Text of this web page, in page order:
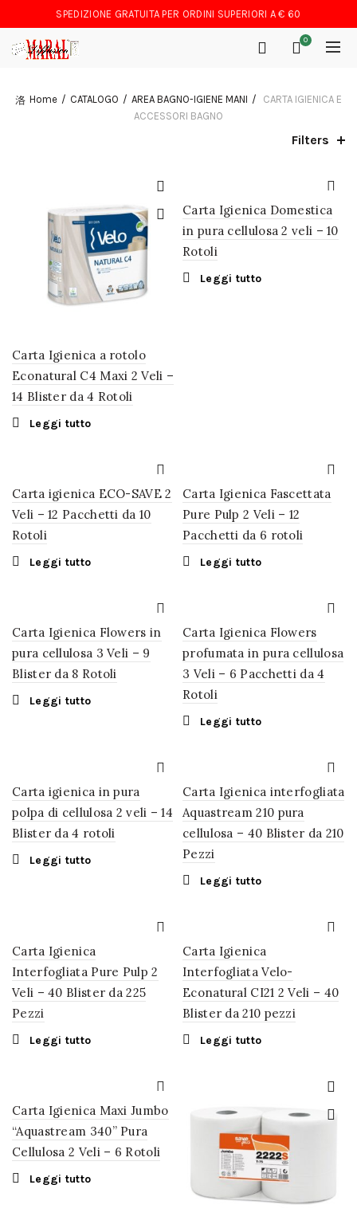
SPEDIZIONE GRATUITA PER ORDINI SUPERIORI A € 60
0
Home CATALOGO AREA BAGNO-IGIENE MANI
CARTA IGIENICA E
ACCESSORI BAGNO
Filters
Carta Igienica a rotolo
Econatural C4 Maxi 2 Veli –
14 Blister da 4 Rotoli
Leggi tutto
Carta Igienica Domestica
in pura cellulosa 2 veli – 10
Rotoli
Leggi tutto
Carta igienica ECO-SAVE 2
Veli – 12 Pacchetti da 10
Rotoli
Leggi tutto
Carta Igienica Fascettata
Pure Pulp 2 Veli – 12
Pacchetti da 6 rotoli
Leggi tutto
Carta Igienica Flowers in
pura cellulosa 3 Veli – 9
Blister da 8 Rotoli
Leggi tutto
Carta Igienica Flowers
profumata in pura cellulosa
3 Veli – 6 Pacchetti da 4
Rotoli
Leggi tutto
Carta igienica in pura
polpa di cellulosa 2 veli – 14
Blister da 4 rotoli
Leggi tutto
Carta Igienica interfogliata
Aquastream 210 pura
cellulosa – 40 Blister da 210
Pezzi
Leggi tutto
Carta Igienica
Interfogliata Pure Pulp 2
Veli – 40 Blister da 225
Pezzi
Leggi tutto
Carta Igienica
Interfogliata Velo-
Econatural CI21 2 Veli – 40
Blister da 210 pezzi
Leggi tutto
Carta Igienica Maxi Jumbo
“Aquastream 340” Pura
Cellulosa 2 Veli – 6 Rotoli
Leggi tutto